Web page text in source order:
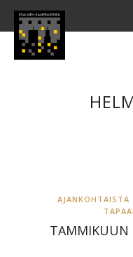
AJANKOHTAISTA
TAMMIKUUN